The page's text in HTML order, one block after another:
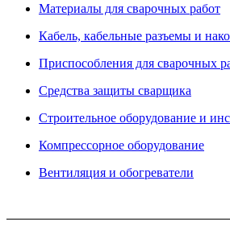
Материалы для сварочных работ
Кабель, кабельные разъемы и
Приспособления для сварочных
Средства защиты сварщика
Строительное оборудование и
Компрессорное оборудование
Вентиляция и обогреватели